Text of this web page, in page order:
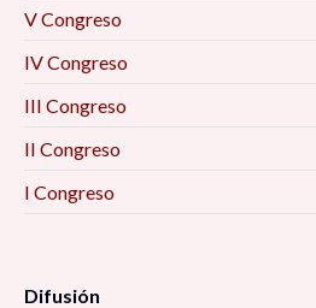
V Congreso
IV Congreso
III Congreso
II Congreso
I Congreso
Difusión